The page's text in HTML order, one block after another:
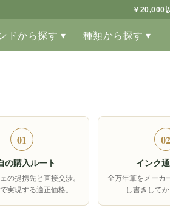
￥20,000
ドから探す ▾ 種類から探す ▾
01
の購入ルート
の提携先と直接交渉。
実現する適正価格。
02
インク
全万年筆をメーカ
し書きしてか